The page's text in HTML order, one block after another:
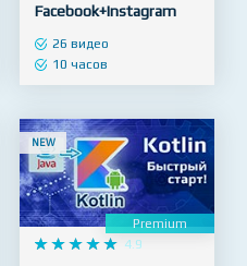
Facebook+Instagram
26 видео
10 часов
NEW
Premium
    
     4.9